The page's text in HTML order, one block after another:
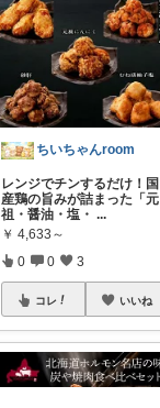
ちいちゃんroom
レンジでチンするだけ！国
産鶏の旨みが詰まった「元
祖・醤油・塩・ ...
￥ 4,633～
0 0 3
コレ いいね